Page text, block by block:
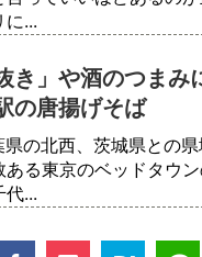
に...
抜き」や酒のつま
の唐揚げそば
県の北西、茨城県との
る東京のベッドタウ
代...